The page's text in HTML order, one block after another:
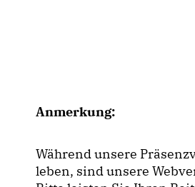
Anmerkung:
Während unsere
leben, sind unsere